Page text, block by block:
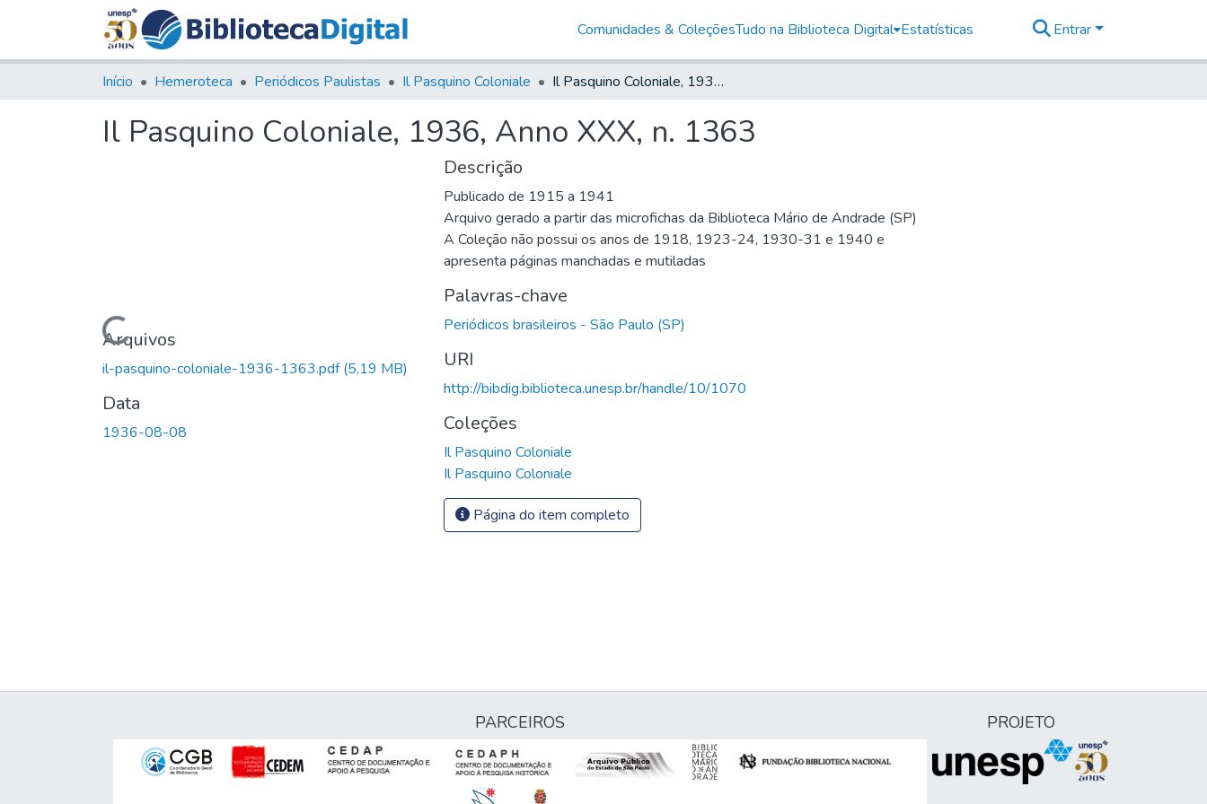
Comunidades & ColeçõesTudo na Biblioteca Digital Estatísticas Entrar
Início Hemeroteca Periódicos Paulistas Il Pasquino Coloniale Il Pasquino Coloniale, 1936, Anno XXX, n. 1363
Il Pasquino Coloniale, 1936, Anno XXX, n. 1363
Carregando...
Arquivos
il-pasquino-coloniale-1936-1363.pdf(5,19 MB)
Data
1936-08-08
Descrição
Publicado de 1915 a 1941
Arquivo gerado a partir das microfichas da Biblioteca Mário de Andrade (SP)
A Coleção não possui os anos de 1918, 1923-24, 1930-31 e 1940 e
apresenta páginas manchadas e mutiladas
Palavras-chave
Periódicos brasileiros - São Paulo (SP)
URI
http://bibdig.biblioteca.unesp.br/handle/10/1070
Coleções
Il Pasquino Coloniale
Il Pasquino Coloniale
Página do item completo
PARCEIROS PROJETO